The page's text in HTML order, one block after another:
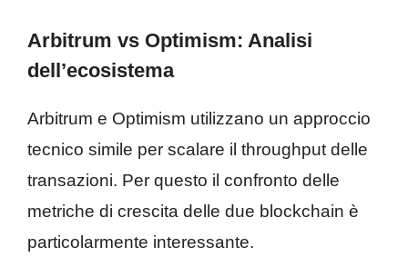
Arbitrum vs Optimism: Analisi
dell’ecosistema
Arbitrum e Optimism utilizzano un approccio
tecnico simile per scalare il throughput delle
transazioni. Per questo il confronto delle
metriche di crescita delle due blockchain è
particolarmente interessante.